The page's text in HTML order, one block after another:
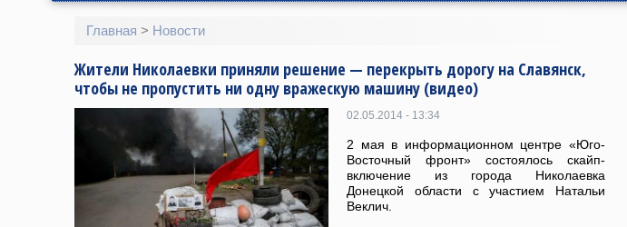
Главная > Новости
Жители Николаевки приняли решение — перекрыть дорогу на Славянск,
чтобы не пропустить ни одну вражескую машину (видео)
02.05.2014 - 13:34
2 мая в информационном центре «Юго-
Восточный фронт» состоялось скайп-
включение из города Николаевка
Донецкой области с участием Натальи
Веклич.